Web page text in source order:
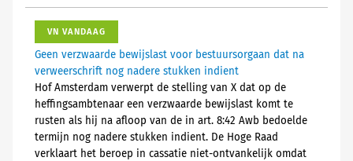
VN VANDAAG
Geen verzwaarde bewijslast voor bestuursorgaan dat na
verweerschrift nog nadere stukken indient
Hof Amsterdam verwerpt de stelling van X dat op de
heffingsambtenaar een verzwaarde bewijslast komt te
rusten als hij na afloop van de in art. 8:42 Awb bedoelde
termijn nog nadere stukken indient. De Hoge Raad
verklaart het beroep in cassatie niet-ontvankelijk omdat